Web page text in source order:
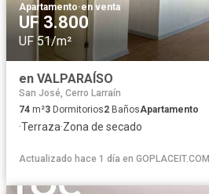
Apartamento·en venta
UF 3.800
UF 51/m²
en VALPARAÍSO
San José, Cerro Larraín
74 m²3 Dormitorios2 BañosApartamento
·Terraza·Zona de secado
Actualizado hace 1 día en GOPLACEIT.COM